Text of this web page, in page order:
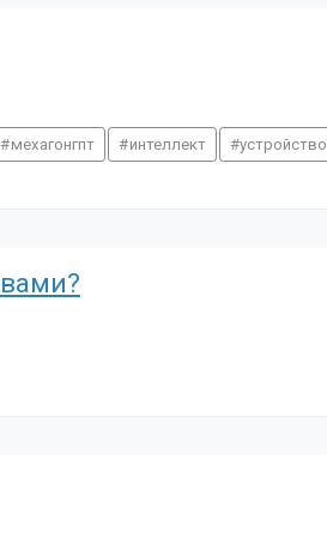
мехагонгпт интеллект устройство